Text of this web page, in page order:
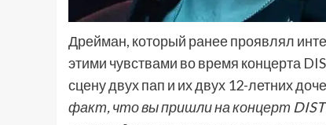
Дрейман, который ранее проявлял
этими чувствами во время концерта
сцену двух пап и их двух 12-летних
факт, что вы пришли на концерт